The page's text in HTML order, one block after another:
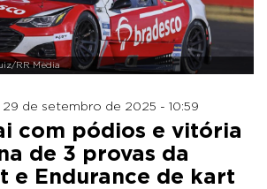
RR Media
29 de setembro de 2025 - 10:59
com pódios e vitória
de 3 provas da
e Endurance de kart